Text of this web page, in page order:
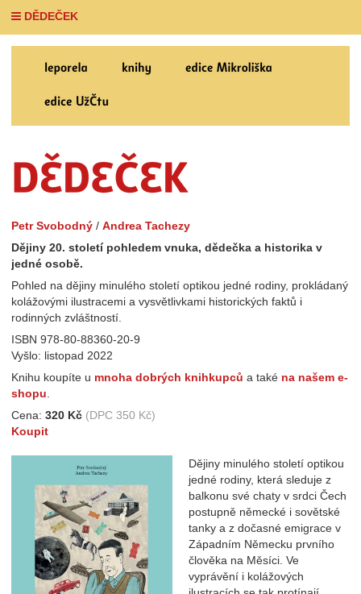
DĚDEČEK
Petr Svobodný / Andrea Tachezy
Dějiny 20. století pohledem vnuka, dědečka a historika v
jedné osobě.
Pohled na dějiny minulého století optikou jedné rodiny, prokládaný
kolážovými ilustracemi a vysvětlivkami historických faktů i
rodinných zvláštností.
ISBN 978-80-88360-20-9
Vyšlo: listopad 2022
Knihu koupíte u mnoha dobrých knihkupců a také na našem e-
shopu
Cena: 320 Kč (DPC 350 Kč)
Koupit
Dějiny minulého století optikou
jedné rodiny, která sleduje z
balkonu své chaty v srdci Čech
postupně německé i sovětské
tanky a z dočasné emigrace v
Západním Německu prvního
člověka na Měsíci. Ve
vyprávění i kolážových